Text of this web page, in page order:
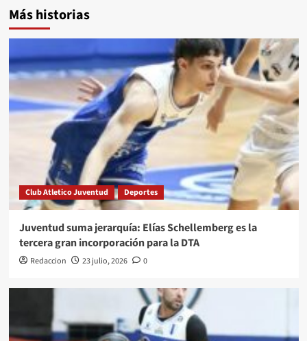
Más historias
Club Atletico Juventud Deportes
Juventud suma jerarquía: Elías Schellemberg es la
tercera gran incorporación para la DTA
Redaccion 23 julio, 2026 0